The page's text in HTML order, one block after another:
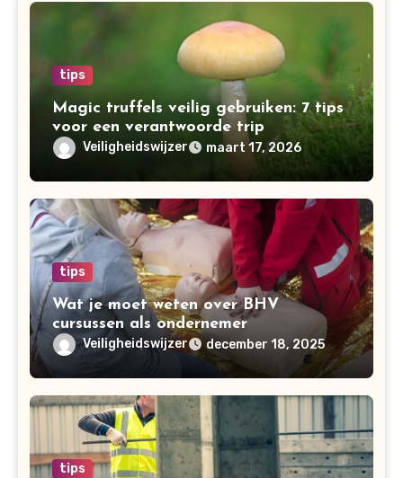
tips
Magic truffels veilig gebruiken: 7 tips
voor een verantwoorde trip
Veiligheidswijzer maart 17, 2026
tips
Wat je moet weten over BHV
cursussen als ondernemer
Veiligheidswijzer december 18, 2025
tips